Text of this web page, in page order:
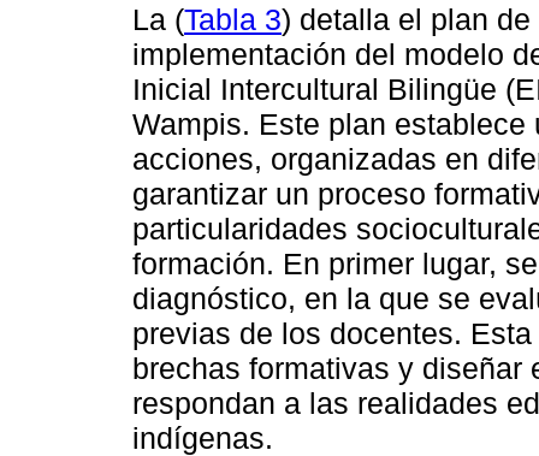
La (Tabla 3) detalla el plan
implementación del modelo
Inicial Intercultural Bilingüe
Wampis. Este plan
acciones, organizadas en
garantizar un proceso
particularidades
formación. En primer lugar,
diagnóstico, en la que se
previas de los docentes.
brechas formativas y
respondan a las realidades
indígenas.